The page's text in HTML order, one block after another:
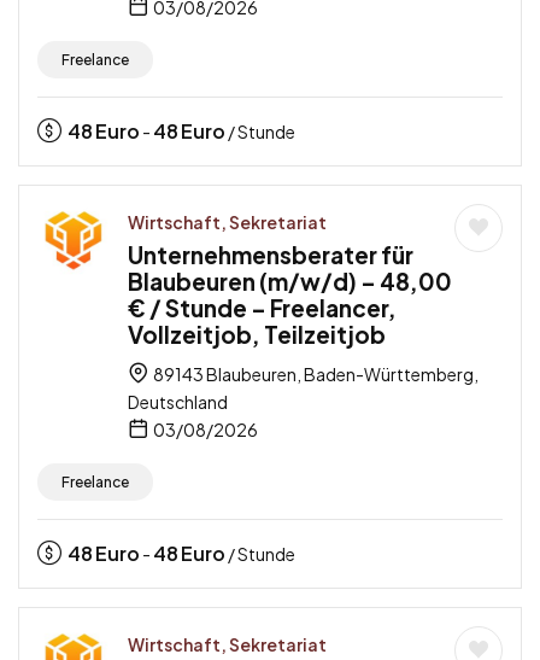
03/08/2026
Freelance
48Euro - 48Euro / Stunde
Wirtschaft, Sekretariat
Unternehmensberater für
Blaubeuren (m/w/d) – 48,00
€ / Stunde – Freelancer,
Vollzeitjob, Teilzeitjob
89143 Blaubeuren, Baden-Württemberg,
Deutschland
03/08/2026
Freelance
48Euro - 48Euro / Stunde
Wirtschaft, Sekretariat